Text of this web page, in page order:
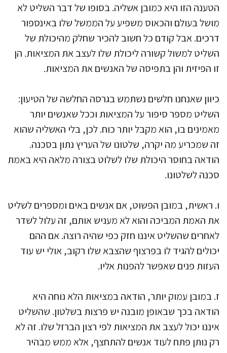
הטענה הזו היא כמובן אשליה. בסופו של דבר השליט לא
מושל בעולם והכאוס משפיע על הממשל שלו באינספור
דרכים. אבל קודם כל חשוב להכיר שחלק מהיכולת של
השליט למשול קשורה ליכולת שלו לעצב את המציאות. הן
זו הפיזית והן בתפיסה של האנשים את המציאות.
כיוון שאנחנו חלשים נשתמש בגרסה החלשה של הטיעון:
השליט מספר סיפור על המציאות וככל שאנשים יותר
מאמינים בו, הוא מקבל יותר כוח. לכן, בלי האשליה שהוא
זה שמכריע מה יקרה, שלטונו של העריץ נתון בסכנה.
הודאה בחוסר היכולת שלו לשלוט בצורה מלאה היא באמת
סכנה לשלטונו.
ו. ראשית, במובן הפשוט, אם אנשים באים ומספרים לשליט
את האמת המביכה והוא לא מעניש אותם, זה עלול לשדר
לאחרים שהשליט איננו חזק כפי שהיה רוצה. אם ההם
יכולים להגיד לו בפרצוף שהצבא שלו רקוב, אולי יש עוד
העזות פנים שאפשר להפנות אליו.
ז. במובן עמוק יותר, הודאה במציאות הלא נוחה היא
הודאה בכך שבאופן מובנה יש פרצות בשלטון. שהשליט
איננו יכול לעצב את המציאות לפי רצון הברזל שלו. זה לא
רק נותן פתח לעוד אנשים להתחצף, אלא ממש מבהיר